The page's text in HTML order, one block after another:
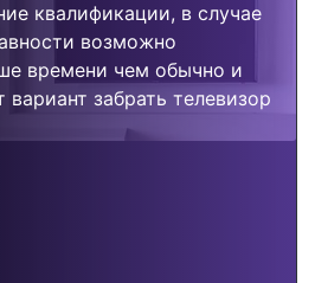
квалификации, в случае
возможно
времени чем обычно и
забрать телевизор